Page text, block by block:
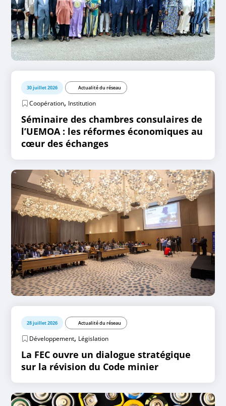
30 juillet 2026 Actualité du réseau
Coopération, Institution
Séminaire des chambres consulaires de
l’UEMOA : les réformes économiques au
cœur des échanges
28 juillet 2026 Actualité du réseau
Développement, Législation
La FEC ouvre un dialogue stratégique
sur la révision du Code minier